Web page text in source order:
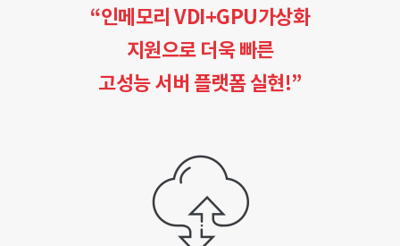
“인메모리 VDI+GPU가상화
지원으로 더욱 빠른
고성능 서버 플랫폼 실현!”